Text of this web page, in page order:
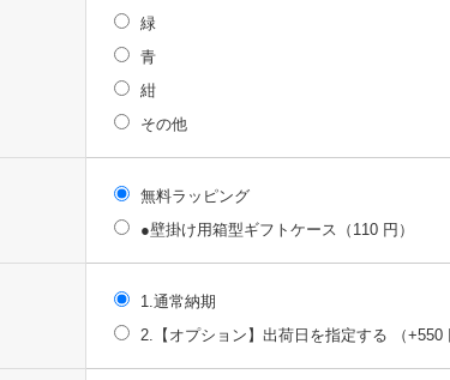
緑
青
紺
その他
無料ラッピング
●壁掛け用箱型ギフトケース（110 円）
1.通常納期
2.【オプション】出荷日を指定する
（